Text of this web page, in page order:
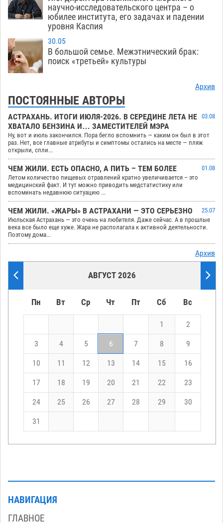
научно-исследовательского центра – о
юбилее института, его задачах и падении
уровня Каспия
30.05
В большой семье. Межэтнический брак:
поиск «третьей» культуры
Архив
ПОСТОЯННЫЕ АВТОРЫ
АСТРАХАНЬ. ИТОГИ ИЮЛЯ-2026. В СЕРЕДИНЕ ЛЕТА НЕ
ХВАТАЛО БЕНЗИНА И… ЗАМЕСТИТЕЛЕЙ МЭРА
03.08
Ну, вот и июль закончился. Пора бегло вспомнить — каким он был в этот
раз. Нет, все главные атрибуты и симптомы остались на месте — пляж
открыли, спли...
ЧЕМ ЖИЛИ. ЕСТЬ ОПАСНО, А ПИТЬ – ТЕМ БОЛЕЕ
01.08
Летом количество пищевых отравлений кратно увеличивается – это
медицинский факт. И тут можно приводить медстатистику или
вспоминать недавнюю ситуацию ...
ЧЕМ ЖИЛИ. «ЖАРЫ» В АСТРАХАНИ — ЭТО СЕРЬЕЗНО
25.07
Июльская Астрахань — это очень на любителя. Даже сейчас. А в прошлые
века все было еще хуже. Жара не располагала к активной деятельности.
Поэтому дома...
Архив
АВГУСТ 2026
Пн Вт Ср Чт Пт Сб Вс
1 2
3 4 5 6 7 8 9
10 11 12 13 14 15 16
17 18 19 20 21 22 23
24 25 26 27 28 29 30
31
НАВИГАЦИЯ
ГЛАВНОЕ